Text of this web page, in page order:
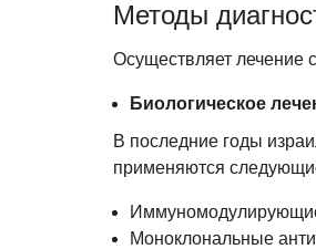
Методы
Осуществляет лечение
Биологическое
В последние годы
применяются
Моноклональные